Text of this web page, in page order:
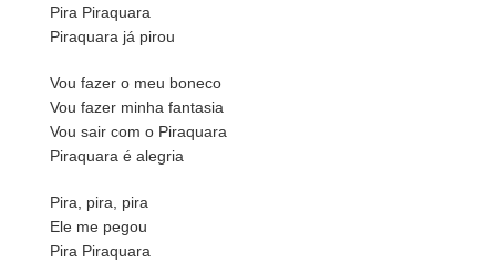
Pira Piraquara
Piraquara já pirou
Vou fazer o meu boneco
Vou fazer minha fantasia
Vou sair com o Piraquara
Piraquara é alegria
Pira, pira, pira
Ele me pegou
Pira Piraquara